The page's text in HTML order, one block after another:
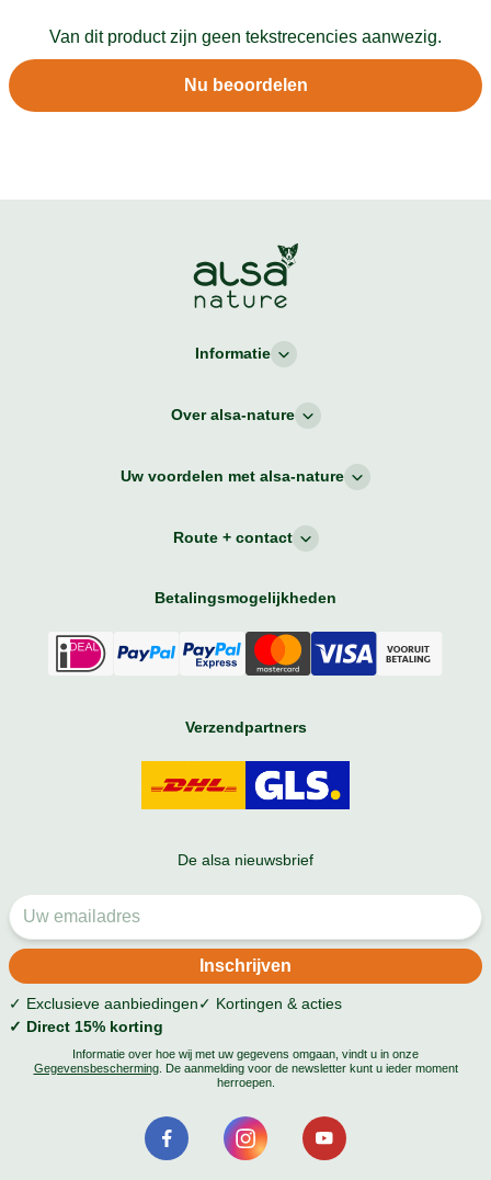
Van dit product zijn geen tekstrecencies aanwezig.
Nu beoordelen
Informatie
Over alsa-nature
Uw voordelen met alsa-nature
Route + contact
Betalingsmogelijkheden
Verzendpartners
De alsa nieuwsbrief
✓ Exclusieve aanbiedingen✓ Kortingen & acties
✓ Direct 15% korting
Informatie over hoe wij met uw gegevens omgaan, vindt u in onze
Gegevensbescherming. De aanmelding voor de newsletter kunt u ieder moment
herroepen.